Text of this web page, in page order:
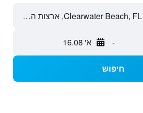
חוף קלירווטר - Clearwater Beach, FL, ארצות הברית
- א' 16.08
חיפוש